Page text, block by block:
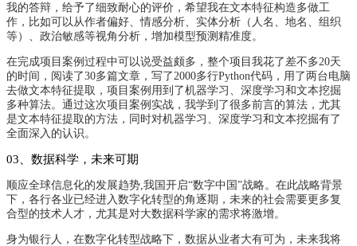
我的答辩，给予了细致耐心的评价，希望我在文本特征构造多做工
作，比如可以从作者偏好、情感分析、实体分析（人名、地名、组织
等）、政治敏感等视角分析，增加模型预测精准度。
在完成项目案例过程中可以说受益颇多，整个项目我花了差不多20天
的时间，阅读了30多篇文章，写了2000多行Python代码，用了两台电脑
去做文本特征提取，项目案例用到了机器学习、深度学习和文本挖掘
多种算法。通过这次项目案例实战，我学到了很多前言的算法，尤其
是文本特征提取的方法，同时对机器学习、深度学习和文本挖掘有了
全面深入的认识。
03、数据科学，未来可期
顺应全球信息化的发展趋势,我国开启“数字中国”战略。在此战略背景
下，各行各业已经进入数字化转型的角逐期，未来的社会需要更多复
合型的技术人才，尤其是对大数据科学家的需求将激增。
身为银行人，在数字化转型战略下，数据从业者大有可为，未来我将